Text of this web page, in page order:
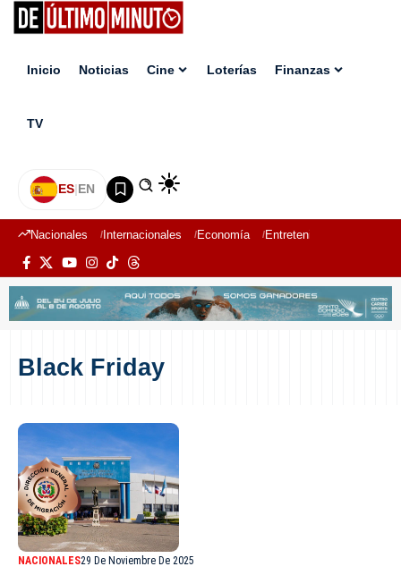
Inicio Noticias Cine Loterías Finanzas
TV
ES|EN
Nacionales Internacionales Economía Entretenimiento
Black Friday
NACIONALES29 De Noviembre De 2025